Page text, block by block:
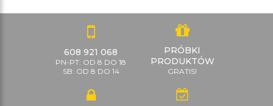
608 921 068
PN-PT: OD 8 DO 18
SB: OD 8 DO 14
PRÓBKI
PRODUKTÓW
GRATIS!